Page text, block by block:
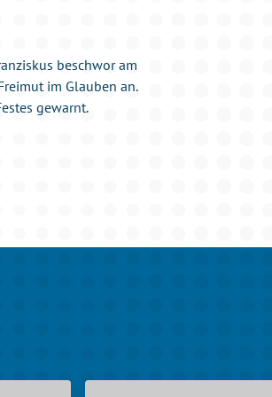
beschwor am
im Glauben an.
gewarnt.